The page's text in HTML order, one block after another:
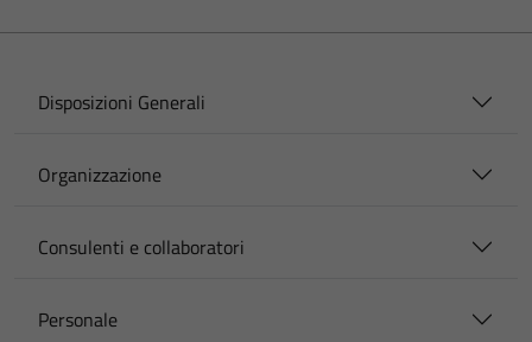
Disposizioni Generali
Organizzazione
Consulenti e collaboratori
Personale